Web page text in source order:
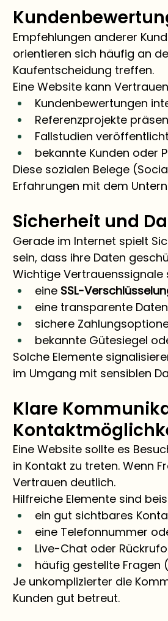
Empfehlungen anderer
orientieren sich häufig an
Kaufentscheidung treffen.
Eine Website kann
Kundenbewertungen
Referenzprojekte
Fallstudien veröffentlicht
bekannte Kunden oder
Diese sozialen Belege
Erfahrungen mit dem
Sicherheit und
Gerade im Internet spielt
sein, dass ihre Daten
Wichtige Vertrauenssignale
eine SSL-
eine transparente
sichere
bekannte Gütesiegel
Solche Elemente
im Umgang mit sensiblen
Klare
Eine Website sollte es
in Kontakt zu treten. Wenn
Vertrauen deutlich.
Hilfreiche Elemente sind
ein gut sichtbares
eine Telefonnummer
Live-Chat oder
häufig gestellte Fragen
Je unkomplizierter die
Kunden gut betreut.